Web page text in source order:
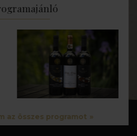
az összes programot